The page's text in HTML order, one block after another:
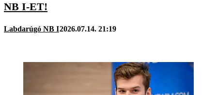
NB I-ET!
Labdarúgó NB I2026.07.14. 21:19